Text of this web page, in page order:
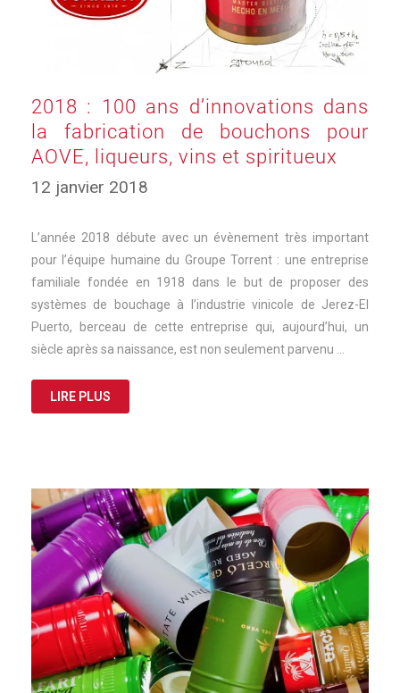
2018 : 100 ans d’innovations dans
la fabrication de bouchons pour
AOVE, liqueurs, vins et spiritueux
12 janvier 2018
L’année 2018 débute avec un évènement très important
pour l’équipe humaine du Groupe Torrent : une entreprise
familiale fondée en 1918 dans le but de proposer des
systèmes de bouchage à l’industrie vinicole de Jerez-El
Puerto, berceau de cette entreprise qui, aujourd’hui, un
siècle après sa naissance, est non seulement parvenu …
LIRE PLUS